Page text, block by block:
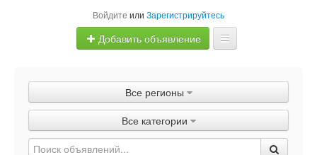
Войдите или Зарегистрируйтесь
Добавить объявление
Объявления
Быстрая продажа
Все регионы
Все категории